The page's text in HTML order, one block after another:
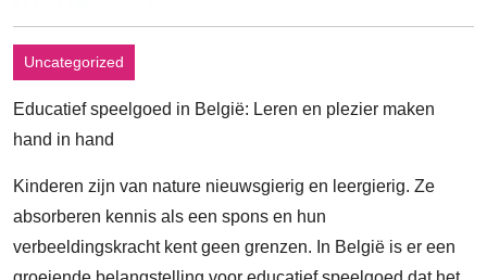
Uncategorized
Educatief speelgoed in België: Leren en plezier maken
hand in hand
Kinderen zijn van nature nieuwsgierig en leergierig. Ze
absorberen kennis als een spons en hun
verbeeldingskracht kent geen grenzen. In België is er een